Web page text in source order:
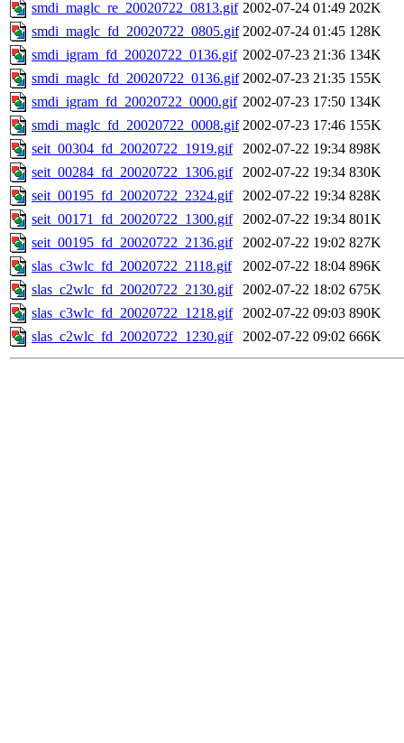
smdi_maglc_re_20020722_0813.gif 2002-07-24 01:49 202K
smdi_maglc_fd_20020722_0805.gif 2002-07-24 01:45 128K
smdi_igram_fd_20020722_0136.gif 2002-07-23 21:36 134K
smdi_maglc_fd_20020722_0136.gif 2002-07-23 21:35 155K
smdi_igram_fd_20020722_0000.gif 2002-07-23 17:50 134K
smdi_maglc_fd_20020722_0008.gif 2002-07-23 17:46 155K
seit_00304_fd_20020722_1919.gif
2002-07-22 19:34 898K
seit_00284_fd_20020722_1306.gif
2002-07-22 19:34 830K
seit_00195_fd_20020722_2324.gif
2002-07-22 19:34 828K
seit_00171_fd_20020722_1300.gif
2002-07-22 19:34 801K
seit_00195_fd_20020722_2136.gif
2002-07-22 19:02 827K
slas_c3wlc_fd_20020722_2118.gif
2002-07-22 18:04 896K
slas_c2wlc_fd_20020722_2130.gif
2002-07-22 18:02 675K
slas_c3wlc_fd_20020722_1218.gif
2002-07-22 09:03 890K
slas_c2wlc_fd_20020722_1230.gif
2002-07-22 09:02 666K